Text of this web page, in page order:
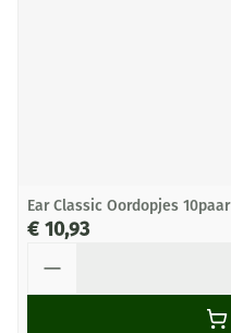
Ear Classic Oordopjes 10paar
€ 10,93